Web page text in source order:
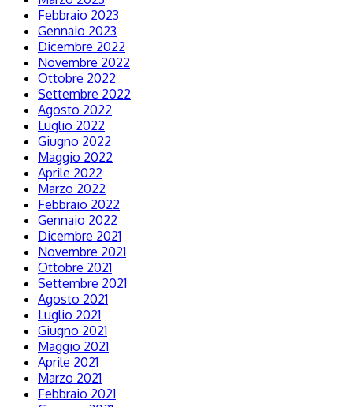
Febbraio 2023
Gennaio 2023
Dicembre 2022
Novembre 2022
Ottobre 2022
Settembre 2022
Agosto 2022
Luglio 2022
Giugno 2022
Maggio 2022
Aprile 2022
Marzo 2022
Febbraio 2022
Gennaio 2022
Dicembre 2021
Novembre 2021
Ottobre 2021
Settembre 2021
Agosto 2021
Luglio 2021
Giugno 2021
Maggio 2021
Aprile 2021
Marzo 2021
Febbraio 2021